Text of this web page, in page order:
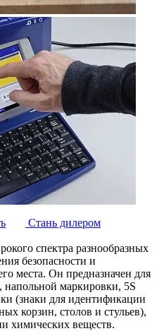
Стань дилером
спектра разнообразных
безопасности и
места. Он предназначен для
напольной маркировки, 5S
(знаки для идентификации
корзин, столов и стульев),
химических веществ.